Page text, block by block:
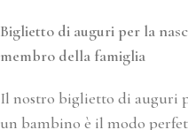
Biglietto di auguri per la
membro della famiglia
Il nostro biglietto di auguri
un bambino è il modo